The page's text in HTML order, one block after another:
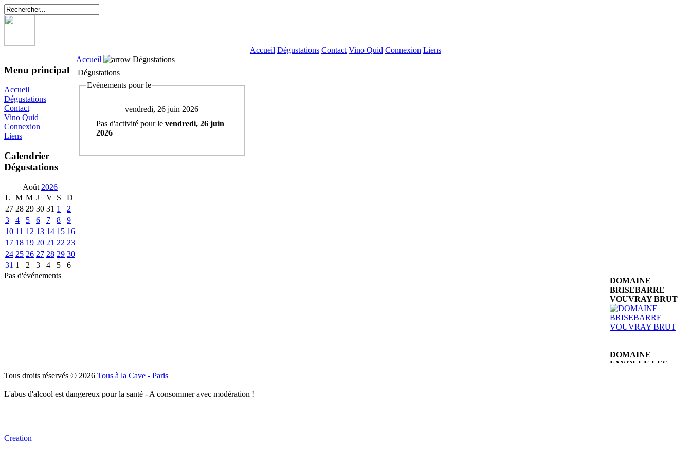
Accueil Dégustations Contact Vino Quid Connexion Liens
Menu principal
Accueil
Dégustations
Contact
Vino Quid
Connexion
Liens
Calendrier
Dégustations
Août 2026
L
M M J V S
D
27 28 29 30 31 1
2
3
4 5 6 7 8
9
10 11 12 13 14 15 16
17 18 19 20 21 22 23
24 25 26 27 28 29 30
31 1 2 3 4 5
6
Pas d'événements
Accueil
Dégustations
Dégustations
Evènements pour le
vendredi, 26 juin 2026
Pas d'activité pour le vendredi, 26 juin
2026
DOMAINE
BRISEBARRE
VOUVRAY BRUT
DOMAINE
FAYOLLE LES
Tous droits réservés © 2026 Tous à la Cave - Paris
L'abus d'alcool est dangereux pour la santé - A consommer avec modération !
Creation